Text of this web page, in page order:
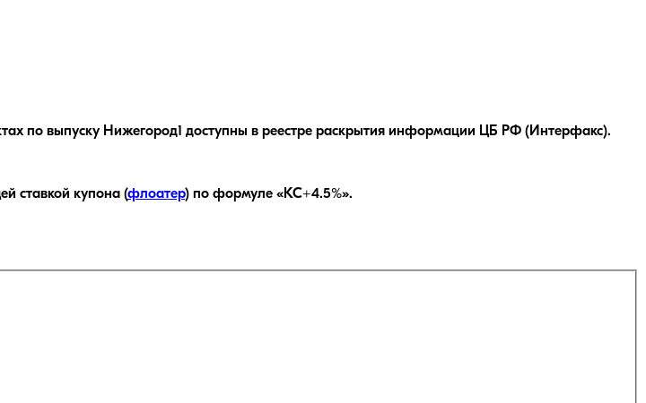
по выпуску Нижегород1 доступны в реестре раскрытия информации ЦБ РФ (Интерфакс).
ставкой купона (флоатер) по формуле «КС+4.5%».